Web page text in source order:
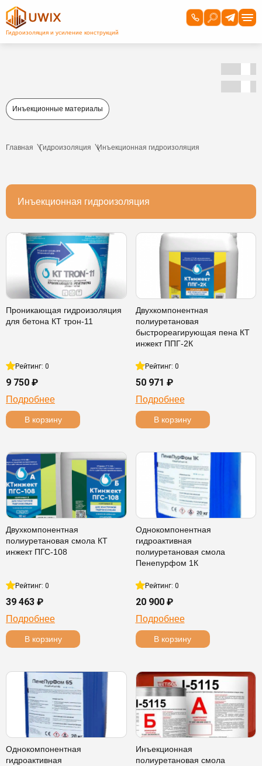
Инъекционные материалы
Главная Гидроизоляция Инъекционная гидроизоляция
Инъекционная гидроизоляция
Проникающая гидроизоляция
для бетона КТ трон-11
Рейтинг: 0
9 750 ₽
Подробнее
В корзину
Двухкомпонентная
полиуретановая
быстрореагирующая пена КТ
инжект ППГ-2К
Рейтинг: 0
50 971 ₽
Подробнее
В корзину
Двухкомпонентная
полиуретановая смола КТ
инжект ПГС-108
Рейтинг: 0
39 463 ₽
Подробнее
В корзину
Однокомпонентная
гидроактивная
полиуретановая смола
Пенепурфом 1К
Рейтинг: 0
20 900 ₽
Подробнее
В корзину
Однокомпонентная
гидроактивная
Инъекционная
полиуретановая смола